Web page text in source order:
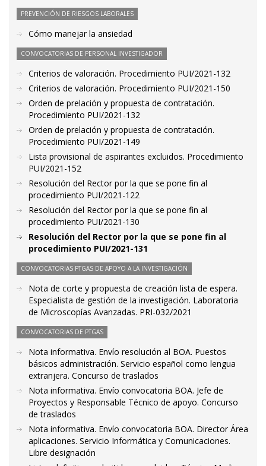
PREVENCIÓN DE RIESGOS LABORALES
Cómo manejar la ansiedad
CONVOCATORIAS DE PERSONAL INVESTIGADOR
Criterios de valoración. Procedimiento PUI/2021-132
Criterios de valoración. Procedimiento PUI/2021-150
Orden de prelación y propuesta de contratación.
Procedimiento PUI/2021-132
Orden de prelación y propuesta de contratación.
Procedimiento PUI/2021-149
Lista provisional de aspirantes excluidos. Procedimiento
PUI/2021-152
Resolución del Rector por la que se pone fin al
procedimiento PUI/2021-122
Resolución del Rector por la que se pone fin al
procedimiento PUI/2021-130
Resolución del Rector por la que se pone fin al
procedimiento PUI/2021-131
CONVOCATORIAS PTGAS DE APOYO A LA INVESTIGACIÓN
Nota de corte y propuesta de creación lista de espera.
Especialista de gestión de la investigación. Laboratoria
de Microscopías Avanzadas. PRI-032/2021
CONVOCATORIAS DE PTGAS
Nota informativa. Envío resolución al BOA. Puestos
básicos administración. Servicio español como lengua
extranjera. Concurso de traslados
Nota informativa. Envío convocatoria BOA. Jefe de
Proyectos y Responsable Técnico de apoyo. Concurso
de traslados
Nota informativa. Envío convocatoria BOA. Director Área
aplicaciones. Servicio Informática y Comunicaciones.
Libre designación